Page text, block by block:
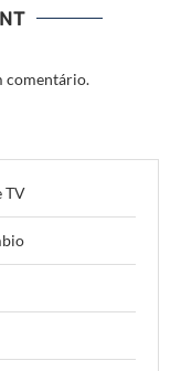
comentário.
TV